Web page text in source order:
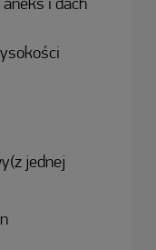
i dach
jednej